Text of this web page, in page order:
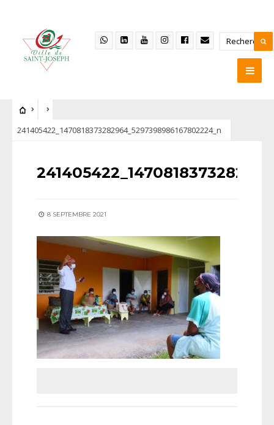
241405422_1470818373282964_5297398986167802224_n
8 SEPTEMBRE 2021